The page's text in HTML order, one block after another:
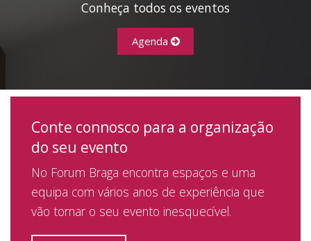
Conheça todos os eventos
Agenda
Conte connosco para a organização
do seu evento
No Forum Braga encontra espaços e uma
equipa com vários anos de experiência que
vão tornar o seu evento inesquecível.